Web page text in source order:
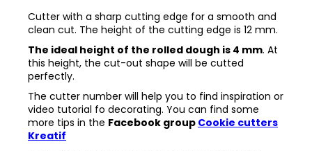
Cutter with a sharp cutting edge for a smooth and
clean cut. The height of the cutting edge is 12 mm.
The ideal height of the rolled dough is 4 mm. At
this height, the cut-out shape will be cutted
perfectly.
The cutter number will help you to find inspiration or
video tutorial fo decorating. You can find some
more tips in the Facebook group Cookie cutters
Kreatif